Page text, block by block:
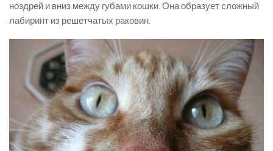
ноздрей и вниз между губами кошки. Она образует сложный
лабиринт из решетчатых раковин.